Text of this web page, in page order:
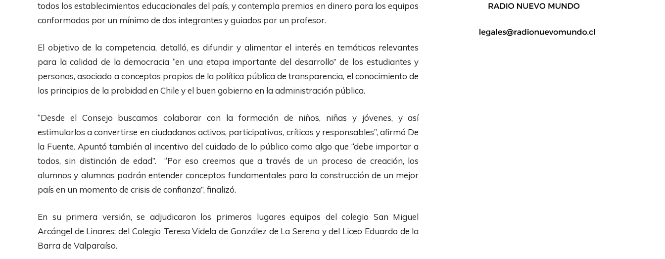
todos los establecimientos educacionales del país, y contempla premios en dinero para los equipos
conformados por un mínimo de dos integrantes y guiados por un profesor.
El objetivo de la competencia, detalló, es difundir y alimentar el interés en temáticas relevantes
para la calidad de la democracia “en una etapa importante del desarrollo” de los estudiantes y
personas, asociado a conceptos propios de la política pública de transparencia, el conocimiento de
los principios de la probidad en Chile y el buen gobierno en la administración pública.
“Desde el Consejo buscamos colaborar con la formación de niños, niñas y jóvenes, y así
estimularlos a convertirse en ciudadanos activos, participativos, críticos y responsables”, afirmó De
la Fuente. Apuntó también al incentivo del cuidado de lo público como algo que “debe importar a
todos, sin distinción de edad”. “Por eso creemos que a través de un proceso de creación, los
alumnos y alumnas podrán entender conceptos fundamentales para la construcción de un mejor
país en un momento de crisis de confianza”, finalizó.
En su primera versión, se adjudicaron los primeros lugares equipos del colegio San Miguel
Arcángel de Linares; del Colegio Teresa Videla de González de La Serena y del Liceo Eduardo de la
Barra de Valparaíso.